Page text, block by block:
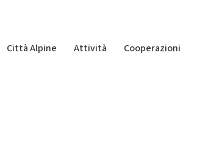
Città Alpine Attività Cooperazioni